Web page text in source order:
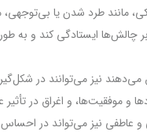
مانند طرد شدن یا
چالش‌ها ایستادگی کند و به
نیز می‌توانند در
موفقیت‌ها، و اغراق در
عاطفی نیز می‌تواند در